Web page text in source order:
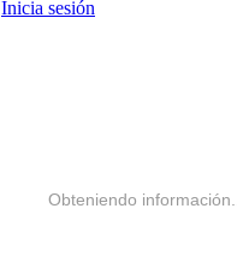
Inicia sesión
Obteniendo información...